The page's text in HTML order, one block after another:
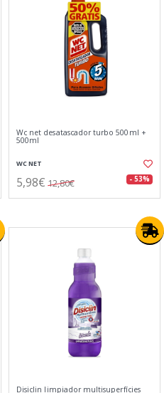
Wc net desatascador turbo 500ml +
500ml
WC NET
5,98€ 12,80€ - 53%
Disiclin limpiador multisuperfícies